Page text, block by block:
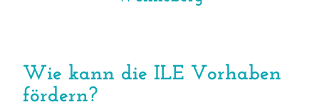
Wie kann die ILE Vorhaben
fördern?